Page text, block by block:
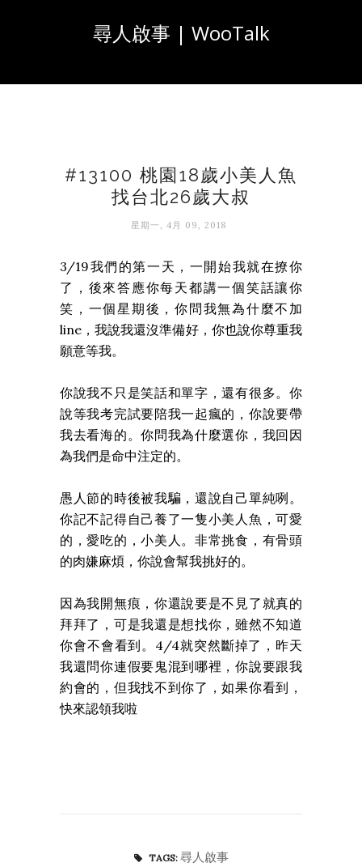
尋人啟事 | WooTalk
#13100 桃園18歲小美人魚
找台北26歲大叔
星期一, 4月 09, 2018
3/19我們的第一天，一開始我就在撩你
了，後來答應你每天都講一個笑話讓你
笑，一個星期後，你問我無為什麼不加
line，我說我還沒準備好，你也說你尊重我
願意等我。
你說我不只是笑話和單字，還有很多。你
說等我考完試要陪我一起瘋的，你說要帶
我去看海的。你問我為什麼選你，我回因
為我們是命中注定的。
愚人節的時後被我騙，還說自己單純咧。
你記不記得自己養了一隻小美人魚，可愛
的，愛吃的，小美人。非常挑食，有骨頭
的肉嫌麻煩，你說會幫我挑好的。
因為我開無痕，你還說要是不見了就真的
拜拜了，可是我還是想找你，雖然不知道
你會不會看到。4/4就突然斷掉了，昨天
我還問你連假要鬼混到哪裡，你說要跟我
約會的，但我找不到你了，如果你看到，
快來認領我啦
TAGS: 尋人啟事